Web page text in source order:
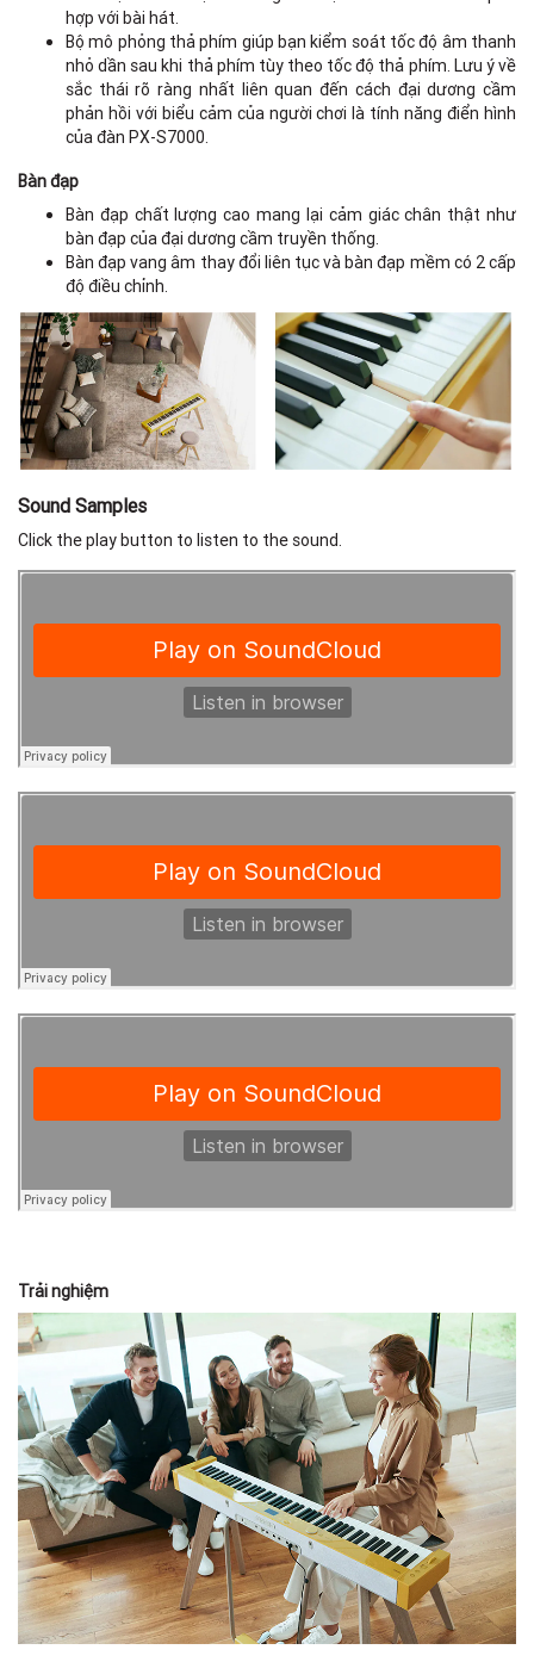
hợp với bài hát.
Bộ mô phỏng thả phím giúp bạn kiểm soát tốc độ âm thanh
nhỏ dần sau khi thả phím tùy theo tốc độ thả phím. Lưu ý về
sắc thái rõ ràng nhất liên quan đến cách đại dương cầm
phản hồi với biểu cảm của người chơi là tính năng điển hình
của đàn PX-S7000.
Bàn đạp
Bàn đạp chất lượng cao mang lại cảm giác chân thật như
bàn đạp của đại dương cầm truyền thống.
Bàn đạp vang âm thay đổi liên tục và bàn đạp mềm có 2 cấp
độ điều chỉnh.
Sound Samples
Click the play button to listen to the sound.
Trải nghiệm